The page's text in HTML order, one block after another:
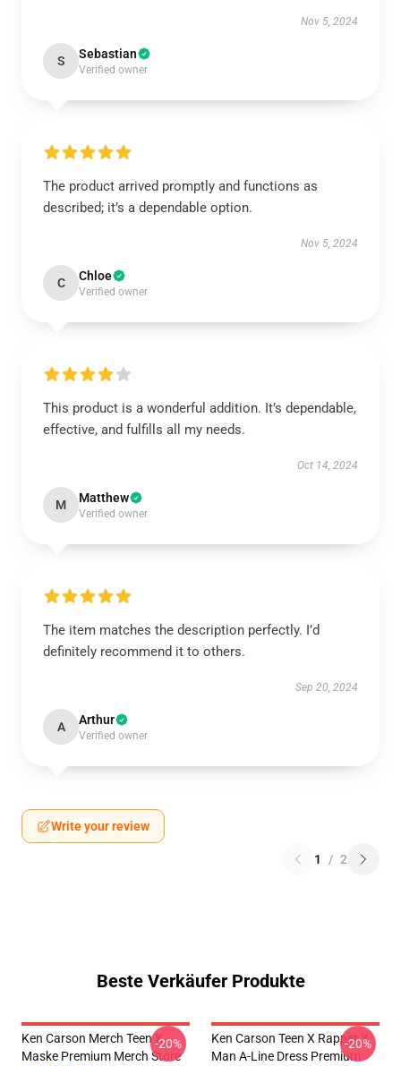
Nov 5, 2024
S Sebastian
Verified owner
The product arrived promptly and functions as
described; it’s a dependable option.
Nov 5, 2024
C Chloe
Verified owner
This product is a wonderful addition. It’s dependable,
effective, and fulfills all my needs.
Oct 14, 2024
M Matthew
Verified owner
The item matches the description perfectly. I’d
definitely recommend it to others.
Sep 20, 2024
A Arthur
Verified owner
Write your review
1 / 2
Beste Verkäufer Produkte
Ken Carson Merch Teen X
Maske Premium Merch Store
-20%
Ken Carson Teen X Rapper X
Man A-Line Dress Premium
-20%